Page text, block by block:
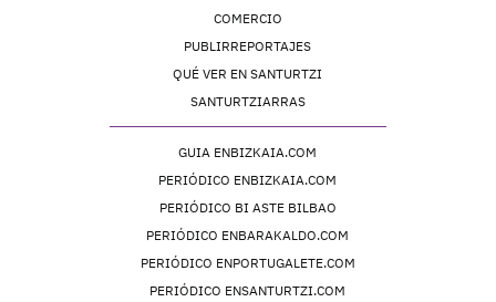
COMERCIO
PUBLIRREPORTAJES
QUÉ VER EN SANTURTZI
SANTURTZIARRAS
GUIA ENBIZKAIA.COM
PERIÓDICO ENBIZKAIA.COM
PERIÓDICO BI ASTE BILBAO
PERIÓDICO ENBARAKALDO.COM
PERIÓDICO ENPORTUGALETE.COM
PERIÓDICO ENSANTURTZI.COM